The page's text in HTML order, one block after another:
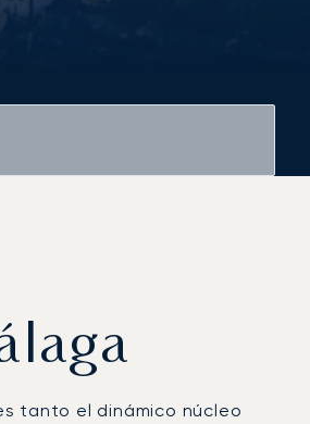
tanto el dinámico núcleo